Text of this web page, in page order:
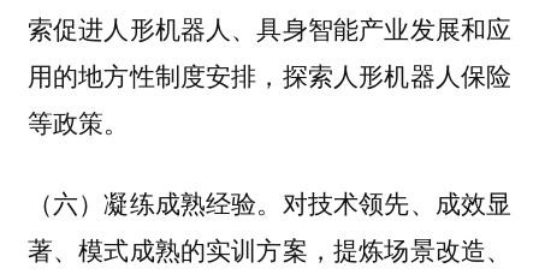
索促进人形机器人、具身智能产业发展和应
用的地方性制度安排，探索人形机器人保险
等政策。
（六）凝练成熟经验。 对技术领先、成效显
著、模式成熟的实训方案，提炼场景改造、